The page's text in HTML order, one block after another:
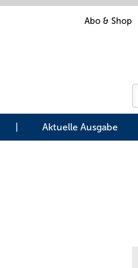
Abo & Shop
Aktuelle Ausgabe